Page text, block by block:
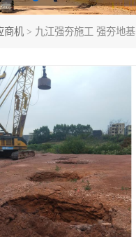
商机 > 九江强夯施工 强夯地基